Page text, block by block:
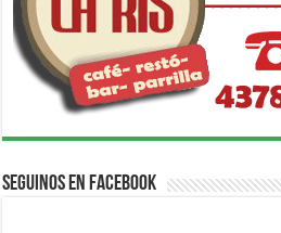
Seguinos en Facebook